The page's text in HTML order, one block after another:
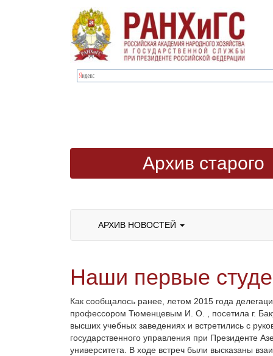
Архив старого
АРХИВ НОВОСТЕЙ
Наши первые
Как сообщалось ранее, летом 2015 года
профессором Тюменцевым И. О. , посетила г.
высших учебных заведениях и встретились с
государственного управления при Президенте
университета. В ходе встреч были высказаны